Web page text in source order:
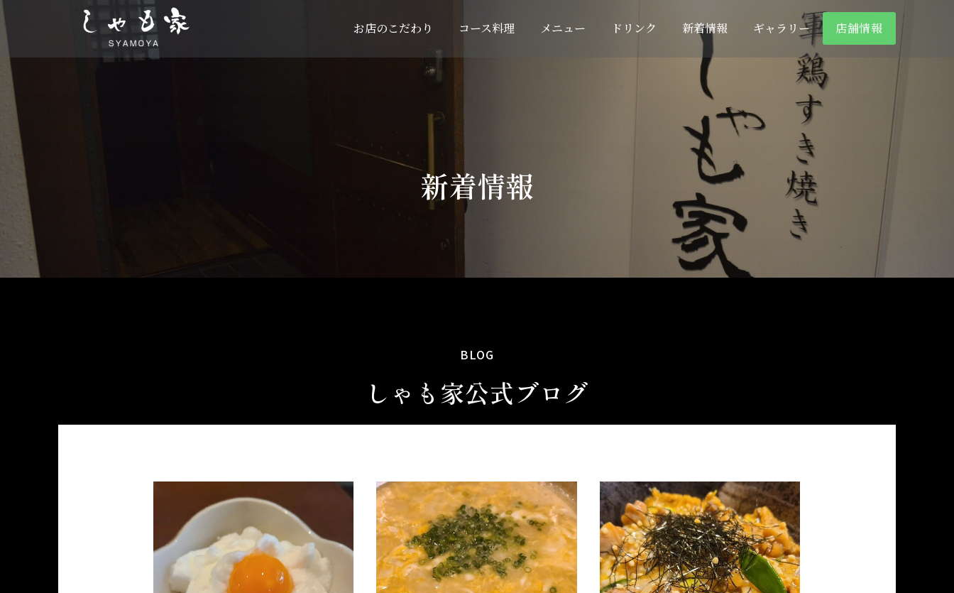
お店のこだわり コース料理 メニュー ドリンク 新着情報 ギャラリー 店舗情報
新着情報
BLOG
しゃも家公式ブログ